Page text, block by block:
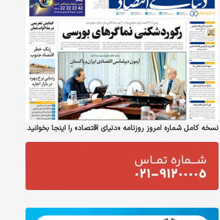
نسخه کامل شماره امروز روزنامه «دنیای‌ اقتصاد» را اینجا بخوانید